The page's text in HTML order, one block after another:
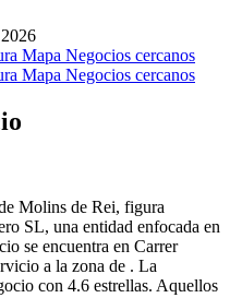
Mapa Negocios cercanos
Mapa Negocios cercanos
Molins de Rei, figura
SL, una entidad enfocada en
se encuentra en Carrer
a la zona de . La
con 4.6 estrellas. Aquellos